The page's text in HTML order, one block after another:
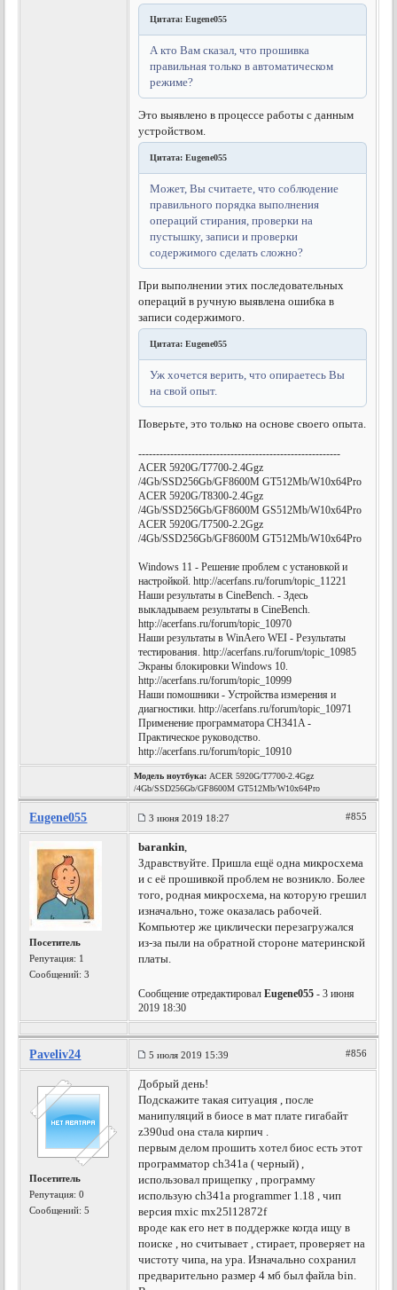
Цитата: Eugene055
А кто Вам сказал, что прошивка
правильная только в автоматическом
режиме?
Это выявлено в процессе работы с данным
устройством.
Цитата: Eugene055
Может, Вы считаете, что соблюдение
правильного порядка выполнения
операций стирания, проверки на
пустышку, записи и проверки
содержимого сделать сложно?
При выполнении этих последовательных
операций в ручную выявлена ошибка в
записи содержимого.
Цитата: Eugene055
Уж хочется верить, что опираетесь Вы
на свой опыт.
Поверьте, это только на основе своего опыта.
---------------------------------------------------------
ACER 5920G/T7700-2.4Ggz
/4Gb/SSD256Gb/GF8600M GT512Mb/W10x64Pro
ACER 5920G/T8300-2.4Ggz
/4Gb/SSD256Gb/GF8600M GS512Mb/W10x64Pro
ACER 5920G/T7500-2.2Ggz
/4Gb/SSD256Gb/GF8600M GT512Mb/W10x64Pro
Windows 11 - Решение проблем с установкой и
настройкой. http://acerfans.ru/forum/topic_11221
Наши результаты в CineBench. - Здесь
выкладываем результаты в CineBench.
http://acerfans.ru/forum/topic_10970
Наши результаты в WinAero WEI - Результаты
тестирования. http://acerfans.ru/forum/topic_10985
Экраны блокировки Windows 10.
http://acerfans.ru/forum/topic_10999
Наши помошники - Устройства измерения и
диагностики. http://acerfans.ru/forum/topic_10971
Применение программатора CH341A -
Практическое руководство.
http://acerfans.ru/forum/topic_10910
Модель ноутбука: ACER 5920G/T7700-2.4Ggz
/4Gb/SSD256Gb/GF8600M GT512Mb/W10x64Pro
Eugene055 3 июня 2019 18:27 #855
Посетитель
Репутация: 1
Сообщений: 3
barankin,
Здравствуйте. Пришла ещё одна микросхема
и с её прошивкой проблем не возникло. Более
того, родная микросхема, на которую грешил
изначально, тоже оказалась рабочей.
Компьютер же циклически перезагружался
из-за пыли на обратной стороне материнской
платы.
Сообщение отредактировалEugene055 - 3 июня
2019 18:30
Paveliv24 5 июля 2019 15:39 #856
Посетитель
Репутация:0
Сообщений: 5
Добрый день!
Подскажите такая ситуация , после
манипуляций в биосе в мат плате гигабайт
z390ud она стала кирпич .
первым делом прошить хотел биос есть этот
программатор ch341a ( черный) ,
использовал прищепку , программу
использую ch341a programmer 1.18 , чип
версия mxic mx25l12872f
вроде как его нет в поддержке когда ищу в
поиске , но считывает , стирает, проверяет на
чистоту чипа, на ура. Изначально сохранил
предварительно размер 4 мб был файла bin.